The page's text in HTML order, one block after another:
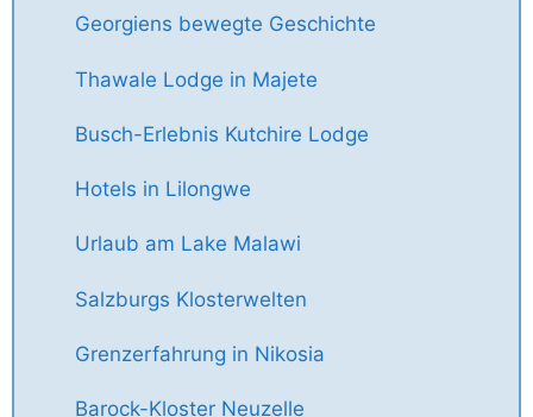
Georgiens bewegte Geschichte
Thawale Lodge in Majete
Busch-Erlebnis Kutchire Lodge
Hotels in Lilongwe
Urlaub am Lake Malawi
Salzburgs Klosterwelten
Grenzerfahrung in Nikosia
Barock-Kloster Neuzelle